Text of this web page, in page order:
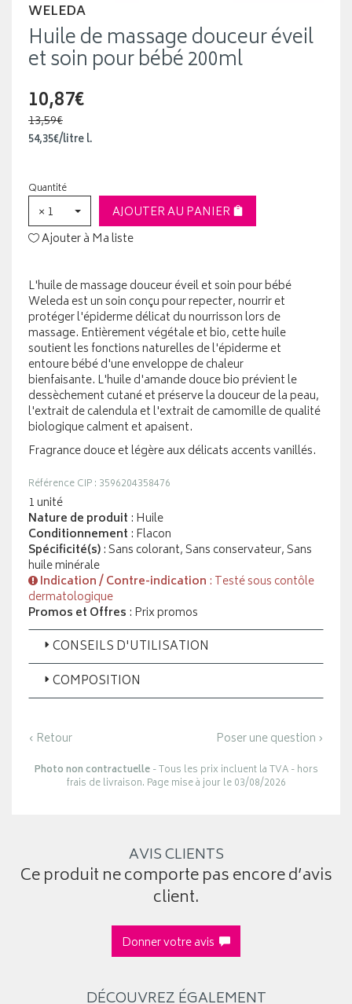
WELEDA
Huile de massage douceur éveil
et soin pour bébé 200ml
10,87€
13,59€
54,35€/litrel.
Quantité
× 1
AJOUTER AU PANIER
Ajouter à Ma liste
L'huile de massage douceur éveil et soin pour bébé
Weleda est un soin conçu pour repecter, nourrir et
protéger l'épiderme délicat du nourrisson lors de
massage. Entièrement végétale et bio, cette huile
soutient les fonctions naturelles de l'épiderme et
entoure bébé d'une enveloppe de chaleur
bienfaisante. L'huile d'amande douce bio prévient le
dessèchement cutané et préserve la douceur de la peau,
l'extrait de calendula et l'extrait de camomille de qualité
biologique calment et apaisent.
Fragrance douce et légère aux délicats accents vanillés.
Référence CIP : 3596204358476
1 unité
Nature de produit : Huile
Conditionnement : Flacon
Spécificité(s): Sans colorant, Sans conservateur, Sans
huile minérale
Indication / Contre-indication : Testé sous contôle
dermatologique
Promos et Offres : Prix promos
CONSEILS D'UTILISATION
COMPOSITION
‹ Retour Poser une question ›
Photo non contractuelle- Tous les prix incluent la TVA - hors
frais de livraison. Page mise à jour le 03/08/2026
AVIS CLIENTS
Ce produit ne comporte pas encore d’avis
client.
Donner votre avis